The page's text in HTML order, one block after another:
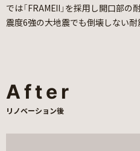
では「FRAMEⅡ」を採用し開口部の
震度6強の大地震でも倒壊しない耐
After
リノベーション後